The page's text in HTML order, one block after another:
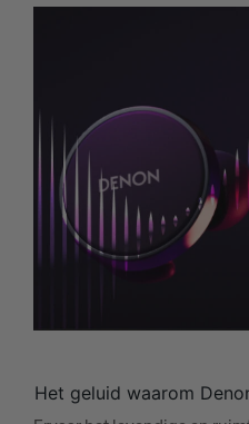
Het geluid waarom